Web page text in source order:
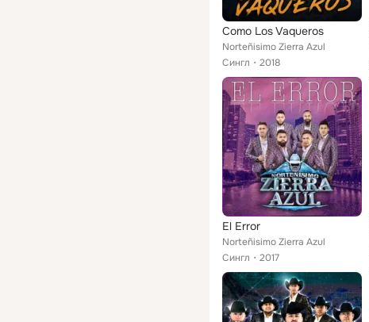
Como Los Vaqueros
Norteñisimo Zierra Azul
Сингл
2018
El Error
Norteñisimo Zierra Azul
Сингл
2017